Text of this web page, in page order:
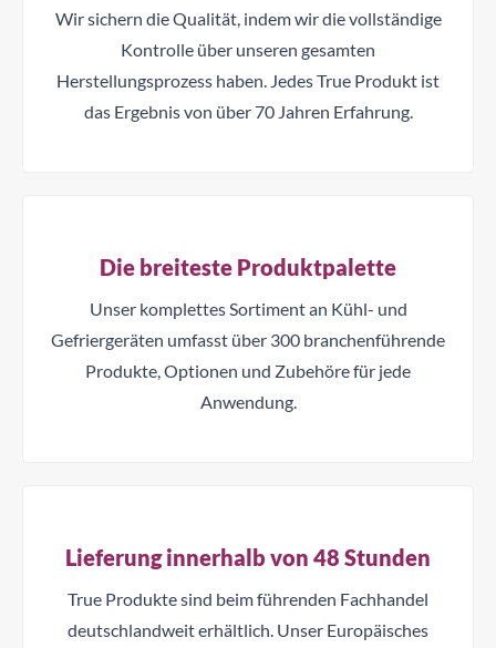
Wir sichern die Qualität, indem wir die vollständige
Kontrolle über unseren gesamten
Herstellungsprozess haben. Jedes True Produkt ist
das Ergebnis von über 70 Jahren Erfahrung.
Die breiteste Produktpalette
Unser komplettes Sortiment an Kühl- und
Gefriergeräten umfasst über 300 branchenführende
Produkte, Optionen und Zubehöre für jede
Anwendung.
Lieferung innerhalb von 48 Stunden
True Produkte sind beim führenden Fachhandel
deutschlandweit erhältlich. Unser Europäisches